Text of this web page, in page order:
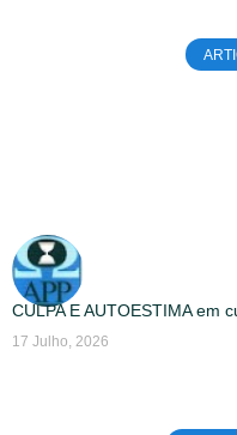
CULPA E AUTOESTIMA em
17 Julho, 2026